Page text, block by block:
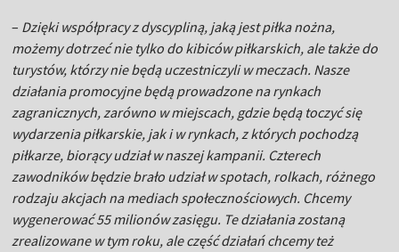
– Dzięki współpracy z dyscypliną, jaką jest piłka nożna,
możemy dotrzeć nie tylko do kibiców piłkarskich, ale także do
turystów, którzy nie będą uczestniczyli w meczach. Nasze
działania promocyjne będą prowadzone na rynkach
zagranicznych, zarówno w miejscach, gdzie będą toczyć się
wydarzenia piłkarskie, jak i w rynkach, z których pochodzą
piłkarze, biorący udział w naszej kampanii. Czterech
zawodników będzie brało udział w spotach, rolkach, różnego
rodzaju akcjach na mediach społecznościowych. Chcemy
wygenerować 55 milionów zasięgu. Te działania zostaną
zrealizowane w tym roku, ale część działań chcemy też